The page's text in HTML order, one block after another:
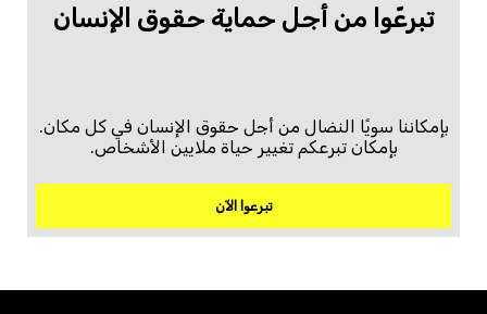
تبرعّوا من أجل حماية حقوق الإنسان
بإمكاننا سويًا النضال من أجل حقوق الإنسان في كل مكان.
بإمكان تبرعكم تغيير حياة ملايين الأشخاص.
تبرعوا الآن